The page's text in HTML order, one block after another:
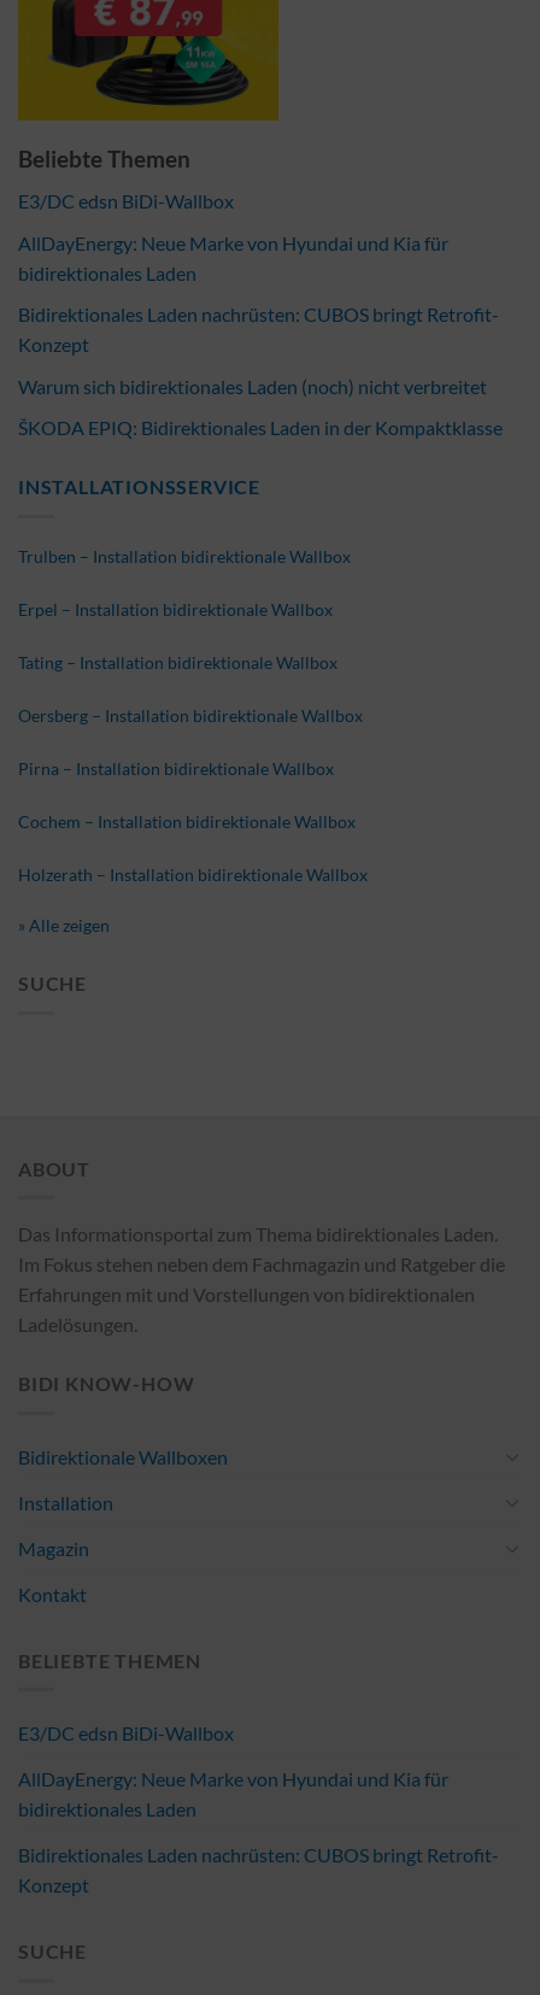
Beliebte Themen
E3/DC edsn BiDi-Wallbox
AllDayEnergy: Neue Marke von Hyundai und Kia für
bidirektionales Laden
Bidirektionales Laden nachrüsten: CUBOS bringt Retrofit-
Konzept
Warum sich bidirektionales Laden (noch) nicht verbreitet
ŠKODA EPIQ: Bidirektionales Laden in der Kompaktklasse
INSTALLATIONSSERVICE
Trulben – Installation bidirektionale Wallbox
Erpel – Installation bidirektionale Wallbox
Tating – Installation bidirektionale Wallbox
Oersberg – Installation bidirektionale Wallbox
Pirna – Installation bidirektionale Wallbox
Cochem – Installation bidirektionale Wallbox
Holzerath – Installation bidirektionale Wallbox
» Alle zeigen
SUCHE
ABOUT
Das Informationsportal zum Thema bidirektionales Laden.
Im Fokus stehen neben dem Fachmagazin und Ratgeber die
Erfahrungen mit und Vorstellungen von bidirektionalen
Ladelösungen.
BIDI KNOW-HOW
Bidirektionale Wallboxen
Installation
Magazin
Kontakt
BELIEBTE THEMEN
E3/DC edsn BiDi-Wallbox
AllDayEnergy: Neue Marke von Hyundai und Kia für
bidirektionales Laden
Bidirektionales Laden nachrüsten: CUBOS bringt Retrofit-
Konzept
SUCHE